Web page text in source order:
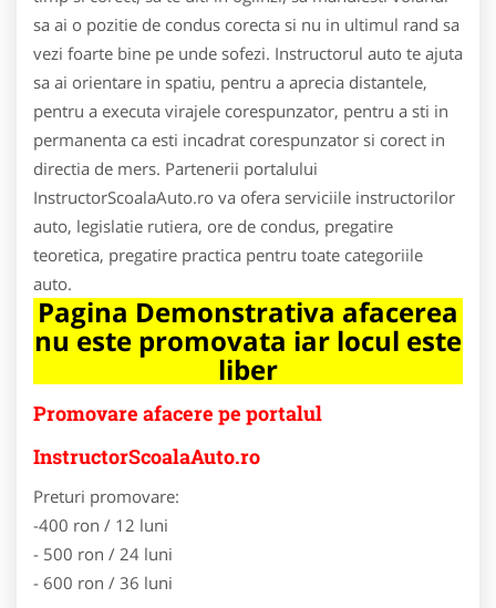
sa ai o pozitie de condus corecta si nu in ultimul rand sa
vezi foarte bine pe unde sofezi. Instructorul auto te ajuta
sa ai orientare in spatiu, pentru a aprecia distantele,
pentru a executa virajele corespunzator, pentru a sti in
permanenta ca esti incadrat corespunzator si corect in
directia de mers. Partenerii portalului
InstructorScoalaAuto.ro va ofera serviciile instructorilor
auto, legislatie rutiera, ore de condus, pregatire
teoretica, pregatire practica pentru toate categoriile
auto.
Pagina Demonstrativa afacerea
nu este promovata iar locul este
liber
Promovare afacere pe portalul
InstructorScoalaAuto.ro
Preturi promovare:
-400 ron / 12 luni
- 500 ron / 24 luni
- 600 ron / 36 luni